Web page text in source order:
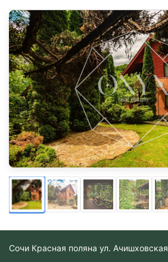
Сочи Красная поляна ул. Ачишховская